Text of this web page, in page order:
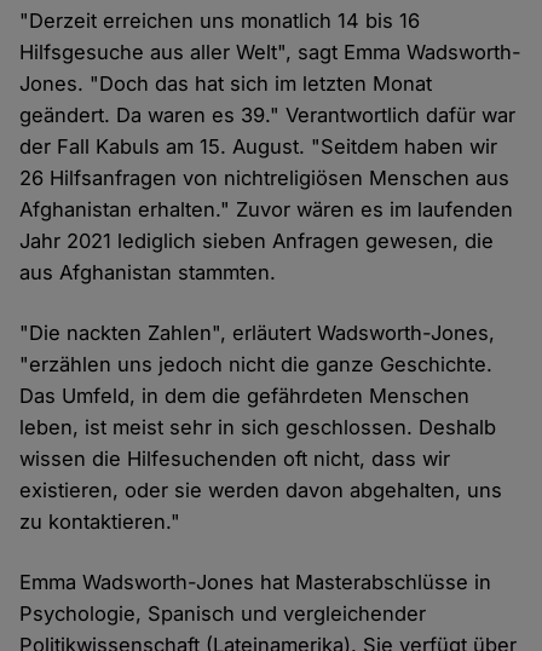
"Derzeit erreichen uns monatlich 14 bis 16
Hilfsgesuche aus aller Welt", sagt Emma Wadsworth-
Jones. "Doch das hat sich im letzten Monat
geändert. Da waren es 39." Verantwortlich dafür war
der Fall Kabuls am 15. August. "Seitdem haben wir
26 Hilfsanfragen von nichtreligiösen Menschen aus
Afghanistan erhalten." Zuvor wären es im laufenden
Jahr 2021 lediglich sieben Anfragen gewesen, die
aus Afghanistan stammten.
"Die nackten Zahlen", erläutert Wadsworth-Jones,
"erzählen uns jedoch nicht die ganze Geschichte.
Das Umfeld, in dem die gefährdeten Menschen
leben, ist meist sehr in sich geschlossen. Deshalb
wissen die Hilfesuchenden oft nicht, dass wir
existieren, oder sie werden davon abgehalten, uns
zu kontaktieren."
Emma Wadsworth-Jones hat Masterabschlüsse in
Psychologie, Spanisch und vergleichender
Politikwissenschaft (Lateinamerika). Sie verfügt über